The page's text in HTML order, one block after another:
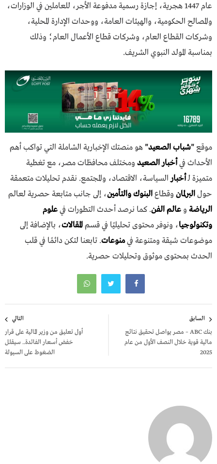
عام 1447 هجرية، إجازة رسمية مدفوعة الأجر، للعاملين في الوزارات،
والمصالح الحكومية، والهيئات العامة، ووحدات الإدارة المحلية،
وشركات القطاع العام، وشركات قطاع الأعمال العام؛ وذلك
بمناسبة المولد النبوي الشريف.
موقع"شباب الصعيد" هو منصتك الإخبارية الشاملة التي تواكب أهم
الأحداث فيأخبار الصعيد ومختلف محافظات مصر، مع تغطية
متميزة لـأخبارالسياسة، الاقتصاد، والمجتمع. نقدم تحليلات متعمقة
حولالبرلمان وقطاعالبنوك والتأمين، إلى جانب متابعة حصرية لعالم
الرياضة و عالم الفن. كما نرصد أحدث التطورات فيعلوم
وتكنولوجيا، ونوفر محتوى تحليليًا في قسمالمقالات، بالإضافة إلى
موضوعات شيقة ومتنوعة فيمنوعات. تابعنا لتكن دائمًا في قلب
الحدث بمحتوى موثوق وتحليلات حصرية.
المقالات
السابق
بنك ABC – مصر يواصل تحقيق نتائج
مالية قوية خلال النصف الأول من عام
2025
التالي
أول تعليق من وزير المالية على قرار
خفض أسعار الفائدة.. سيقلل
الضغوط على السيولة